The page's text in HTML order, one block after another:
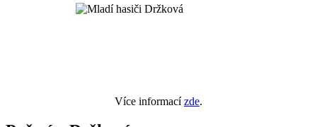
Více informacízde.